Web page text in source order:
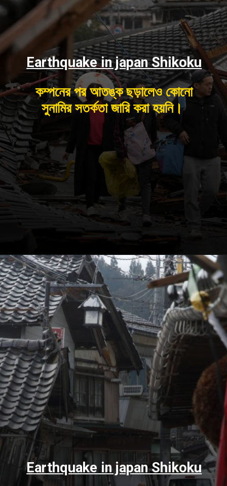
কম্পনের পর আতঙ্ক ছড়ালেও কোনো
সুনামির সতর্কতা জারি করা হয়নি।
Earthquake in japan Shikoku
Earthquake in japan Shikoku